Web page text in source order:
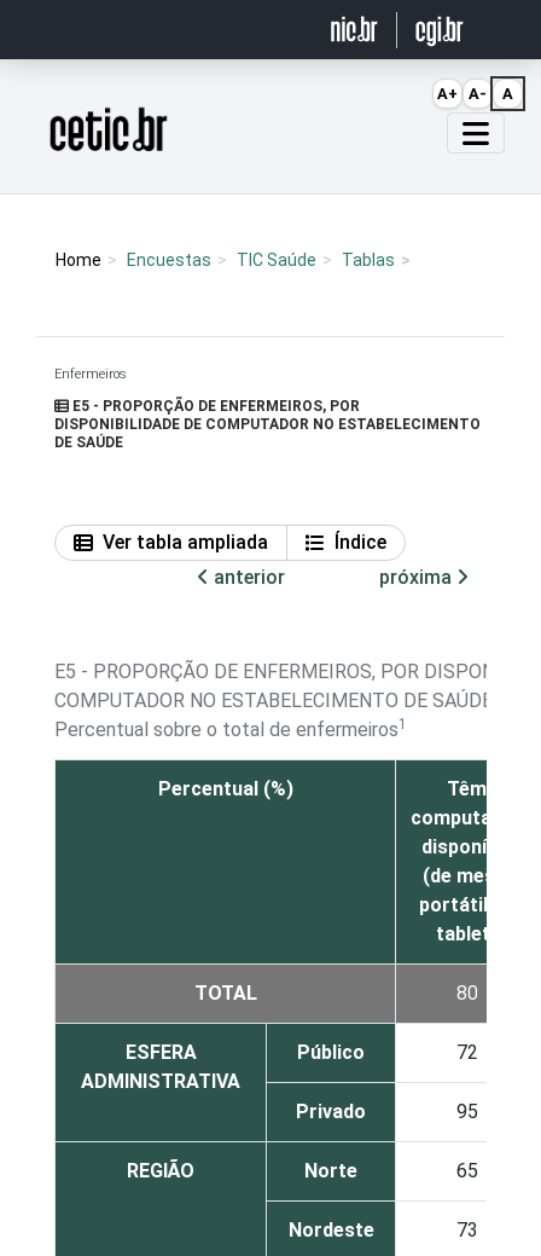
Página inicial
Home Encuestas TIC Saúde Tablas
Enfermeiros
E5 - PROPORÇÃO DE ENFERMEIROS, POR
DISPONIBILIDADE DE COMPUTADOR NO ESTABELECIMENTO
DE SAÚDE
Ver tabla ampliada
Índice
anterior
próxima
E5 - PROPORÇÃO DE ENFERMEIROS, POR
COMPUTADOR NO ESTABELECIMENTO DE SAÚDE
Percentual sobre o total de enfermeiros1
Percentual (%)
Têm
computador
disponível
(de mesa,
portátil ou
tablet)
TOTAL 80
ESFERA
ADMINISTRATIVA
Público 72
Privado 95
REGIÃO Norte 65
Nordeste 73
A+ A- A